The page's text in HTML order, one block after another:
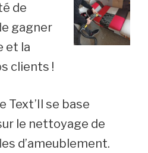
de
gagner
et la
clients !
Text’Il se base
le nettoyage de
d’ameublement.